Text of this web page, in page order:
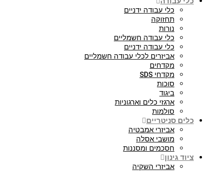
כלי עבודה ידניים
תחזוקה
נורות
כלי עבודה חשמליים
כלי עבודה ידניים
אביזרים לכלי עבודה חשמליים
מקדחים
מקדחי SDS
סוכות
ביגוד
ארגזי כלים וארגוניות
סולמות
כלים סניטריים
אביזרי אמבטיה
מושבי אסלה
חסכמים ומסננות
ציוד גינון
אביזרי השקיה